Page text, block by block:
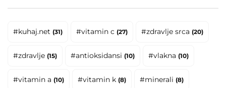
#kuhaj.net (31) #vitamin c (27) #zdravlje srca (20)
#zdravlje (15) #antioksidansi (10) #vlakna (10)
#vitamin a (10) #vitamin k (8) #minerali (8)